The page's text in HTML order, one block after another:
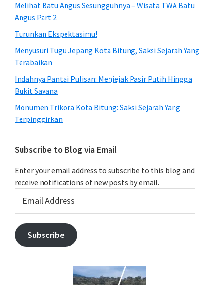
Melihat Batu Angus Sesungguhnya – Wisata TWA Batu
Angus Part 2
Turunkan Ekspektasimu!
Menyusuri Tugu Jepang Kota Bitung, Saksi Sejarah Yang
Terabaikan
Indahnya Pantai Pulisan: Menjejak Pasir Putih Hingga
Bukit Savana
Monumen Trikora Kota Bitung: Saksi Sejarah Yang
Terpinggirkan
Subscribe to Blog via Email
Enter your email address to subscribe to this blog and
receive notifications of new posts by email.
Address
Subscribe